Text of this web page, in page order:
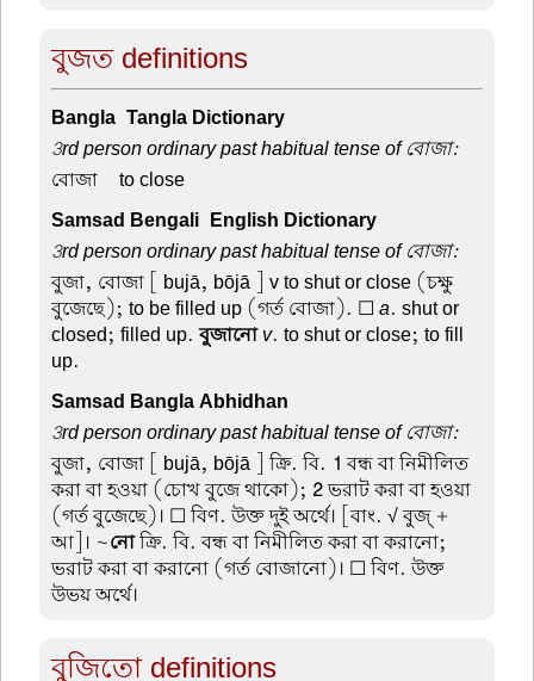
বুজত definitions
Bangla-Tangla Dictionary
3rd person ordinary past habitual tense of বোজা:
বোজা –to close
Samsad Bengali-English Dictionary
3rd person ordinary past habitual tense of বোজা:
বুজা, বোজা [ bujā, bōjā ] v to shut or close (চক্ষু
বুজেছে); to be filled up (গর্ত বোজা). ☐a. shut or
closed; filled up.বুজানো v. to shut or close; to fill
up.
Samsad Bangla Abhidhan
3rd person ordinary past habitual tense of বোজা:
বুজা, বোজা [ bujā, bōjā ] ক্রি. বি. 1 বন্ধ বা নিমীলিত
করা বা হওয়া (চোখ বুজে থাকো); 2ভরাট করা বা হওয়া
(গর্ত বুজেছে)। ☐ বিণ. উক্ত দুই অর্থে। [বাং. √ বুজ্ +
আ]। ~নোক্রি. বি. বন্ধ বা নিমীলিত করা বা করানো;
ভরাট করা বা করানো (গর্ত বোজানো)। ☐ বিণ. উক্ত
উভয় অর্থে।
বুজিতো definitions